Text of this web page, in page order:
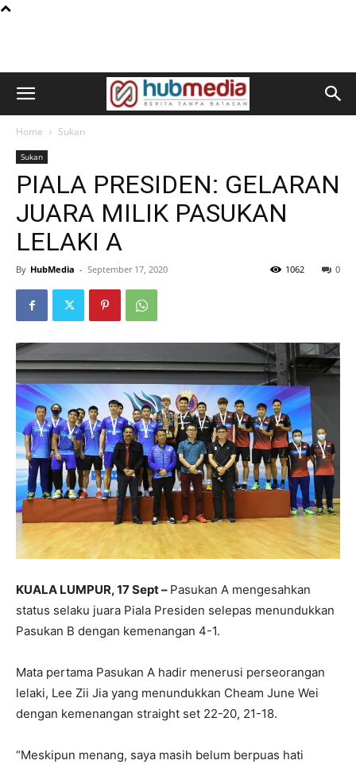
Home Sukan
Sukan
PIALA PRESIDEN: GELARAN
JUARA MILIK PASUKAN
LELAKI A
By HubMedia - September 17, 2020 0
1062
KUALA LUMPUR, 17 Sept – Pasukan A mengesahkan
status selaku juara Piala Presiden selepas menundukkan
Pasukan B dengan kemenangan 4-1.
Mata pertama Pasukan A hadir menerusi perseorangan
lelaki, Lee Zii Jia yang menundukkan Cheam June Wei
dengan kemenangan straight set 22-20, 21-18.
“Meskipun menang, saya masih belum berpuas hati